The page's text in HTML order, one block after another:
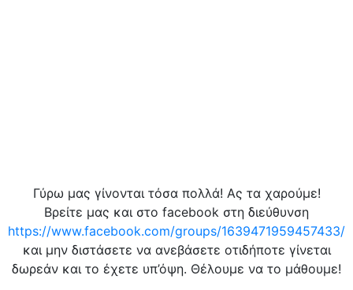
Γύρω μας γίνονται τόσα πολλά! Ας τα χαρούμε!
Βρείτε μας και στο facebook στη διεύθυνση
https://www.facebook.com/groups/1639471959457433/
και μην διστάσετε να ανεβάσετε οτιδήποτε γίνεται
δωρεάν και το έχετε υπ’όψη. Θέλουμε να το μάθουμε!